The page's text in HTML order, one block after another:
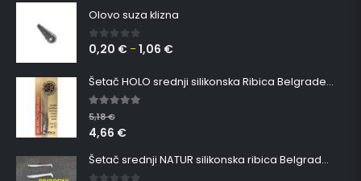
Olovo suza klizna
0 out of 5
0,20 € –1,06 €
Šetač HOLO srednji silikonska Ribica Belgrade Walker
5.00out of 5
5,18€
4,66 €
Šetač srednji NATUR silikonska ribica Belgrade Walker